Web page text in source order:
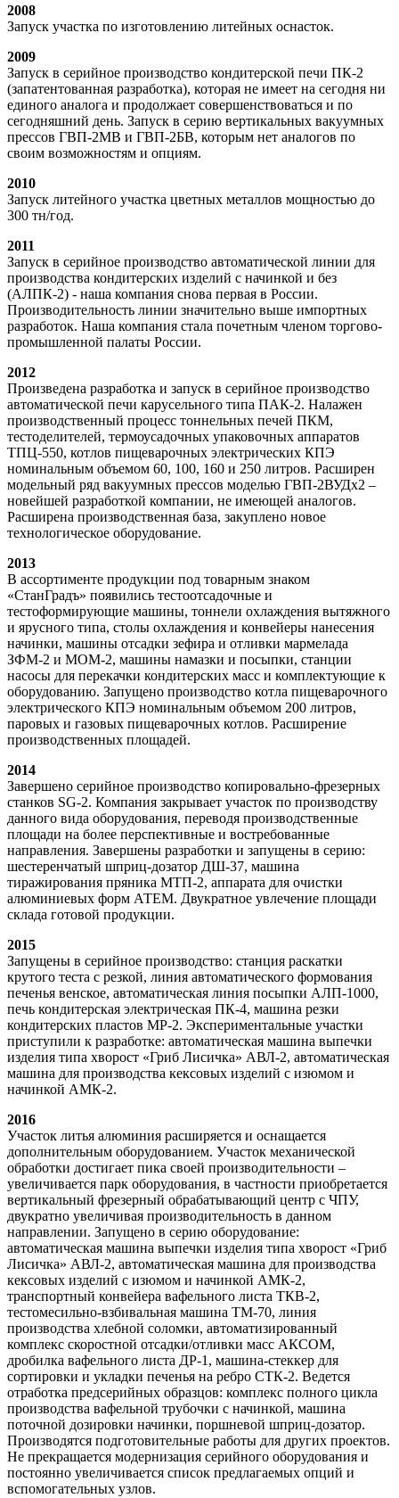
2008
Запуск участка по изготовлению литейных оснасток.
2009
Запуск в серийное производство кондитерской печи ПК-2
(запатентованная разработка), которая не имеет на сегодня ни
единого аналога и продолжает совершенствоваться и по
сегодняшний день. Запуск в серию вертикальных вакуумных
прессов ГВП-2МВ и ГВП-2БВ, которым нет аналогов по
своим возможностям и опциям.
2010
Запуск литейного участка цветных металлов мощностью до
300 тн/год.
2011
Запуск в серийное производство автоматической линии для
производства кондитерских изделий с начинкой и без
(АЛПК-2) - наша компания снова первая в России.
Производительность линии значительно выше импортных
разработок. Наша компания стала почетным членом торгово-
промышленной палаты России.
2012
Произведена разработка и запуск в серийное производство
автоматической печи карусельного типа ПАК-2. Налажен
производственный процесс тоннельных печей ПКМ,
тестоделителей, термоусадочных упаковочных аппаратов
ТПЦ-550, котлов пищеварочных электрических КПЭ
номинальным объемом 60, 100, 160 и 250 литров. Расширен
модельный ряд вакуумных прессов моделью ГВП-2ВУДх2 –
новейшей разработкой компании, не имеющей аналогов.
Расширена производственная база, закуплено новое
технологическое оборудование.
2013
В ассортименте продукции под товарным знаком
«СтанГрадъ» появились тестоотсадочные и
тестоформирующие машины, тоннели охлаждения вытяжного
и ярусного типа, столы охлаждения и конвейеры нанесения
начинки, машины отсадки зефира и отливки мармелада
ЗФМ-2 и МОМ-2, машины намазки и посыпки, станции
насосы для перекачки кондитерских масс и комплектующие к
оборудованию. Запущено производство котла пищеварочного
электрического КПЭ номинальным объемом 200 литров,
паровых и газовых пищеварочных котлов. Расширение
производственных площадей.
2014
Завершено серийное производство копировально-фрезерных
станков SG-2. Компания закрывает участок по производству
данного вида оборудования, переводя производственные
площади на более перспективные и востребованные
направления. Завершены разработки и запущены в серию:
шестеренчатый шприц-дозатор ДШ-37, машина
тиражирования пряника МТП-2, аппарата для очистки
алюминиевых форм АТЕМ. Двукратное увлечение площади
склада готовой продукции.
2015
Запущены в серийное производство: станция раскатки
крутого теста с резкой, линия автоматического формования
печенья венское, автоматическая линия посыпки АЛП-1000,
печь кондитерская электрическая ПК-4, машина резки
кондитерских пластов МР-2. Экспериментальные участки
приступили к разработке: автоматическая машина выпечки
изделия типа хворост «Гриб Лисичка» АВЛ-2, автоматическая
машина для производства кексовых изделий с изюмом и
начинкой АМК-2.
2016
Участок литья алюминия расширяется и оснащается
дополнительным оборудованием. Участок механической
обработки достигает пика своей производительности –
увеличивается парк оборудования, в частности приобретается
вертикальный фрезерный обрабатывающий центр с ЧПУ,
двукратно увеличивая производительность в данном
направлении. Запущено в серию оборудование:
автоматическая машина выпечки изделия типа хворост «Гриб
Лисичка» АВЛ-2, автоматическая машина для производства
кексовых изделий с изюмом и начинкой АМК-2,
транспортный конвейера вафельного листа ТКВ-2,
тестомесильно-взбивальная машина ТМ-70, линия
производства хлебной соломки, автоматизированный
комплекс скоростной отсадки/отливки масс АКСОМ,
дробилка вафельного листа ДР-1, машина-стеккер для
сортировки и укладки печенья на ребро СТК-2. Ведется
отработка предсерийных образцов: комплекс полного цикла
производства вафельной трубочки с начинкой, машина
поточной дозировки начинки, поршневой шприц-дозатор.
Производятся подготовительные работы для других проектов.
Не прекращается модернизация серийного оборудования и
постоянно увеличивается список предлагаемых опций и
вспомогательных узлов.